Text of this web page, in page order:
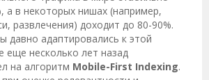
а в некоторых нишах (например,
развлечения) доходит до 80-90%.
давно адаптировались к этой
еще несколько лет назад
на алгоритм Mobile-First Indexing.